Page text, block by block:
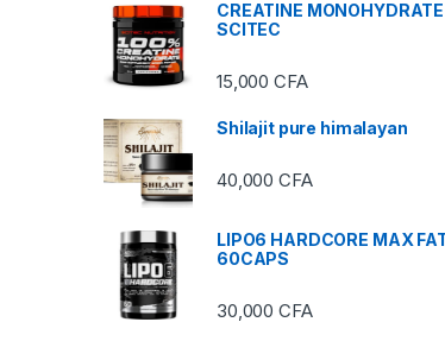
CREATINE
SCITEC
15,000CFA
Shilajit pure himalayan
40,000CFA
LIPO6 HARDCORE MAX
60CAPS
30,000CFA